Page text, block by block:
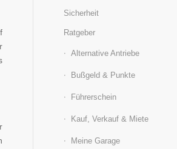
Sicherheit
Ratgeber
Alternative Antriebe
Bußgeld & Punkte
Führerschein
Kauf, Verkauf & Miete
Meine Garage